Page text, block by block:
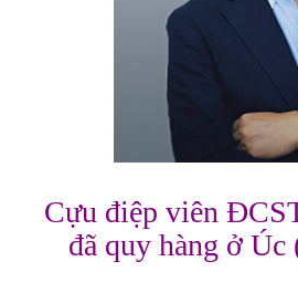
Cựu điệp viên
đã quy hàng ở